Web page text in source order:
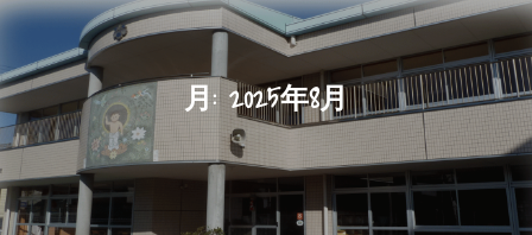
月: 2025年8月